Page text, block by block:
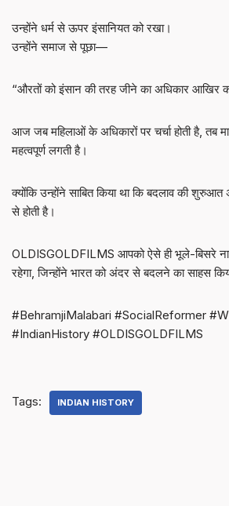
उन्होंने धर्म से ऊपर इंसानियत को रखा।
उन्होंने समाज से पूछा—
“औरतों को इंसान की तरह जीने का अधिकार आखिर
आज जब महिलाओं के अधिकारों पर चर्चा होती है, तब
महत्वपूर्ण लगती है।
क्योंकि उन्होंने साबित किया था कि बदलाव की
से होती है।
OLDISGOLDFILMS आपको ऐसे ही भूले-बिसरे
रहेगा, जिन्होंने भारत को अंदर से बदलने का साहस
#BehramjiMalabari #SocialReformer
#IndianHistory #OLDISGOLDFILMS
Tags: INDIAN HISTORY